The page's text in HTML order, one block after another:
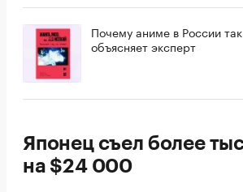
Почему аниме в России
объясняет эксперт
Японец съел более
на $24 000